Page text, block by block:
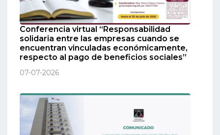
Conferencia virtual “Responsabilidad
solidaria entre las empresas cuando se
encuentran vinculadas económicamente,
respecto al pago de beneficios sociales”
07-07-2026